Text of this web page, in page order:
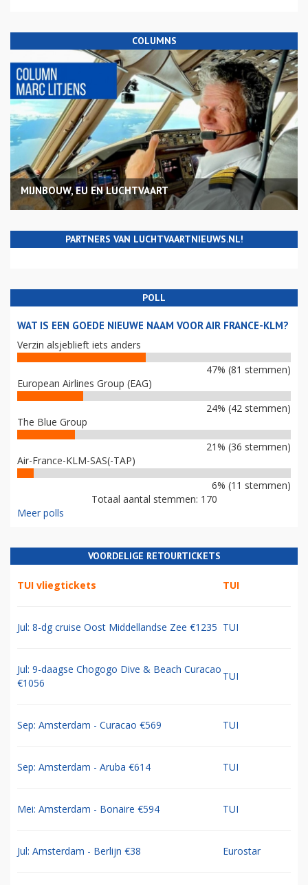
COLUMNS
MIJNBOUW, EU EN LUCHTVAART
PARTNERS VAN LUCHTVAARTNIEUWS.NL!
POLL
WAT IS EEN GOEDE NIEUWE NAAM VOOR AIR FRANCE-KLM?
Verzin alsjeblieft iets anders
47% (81 stemmen)
European Airlines Group (EAG)
24% (42 stemmen)
The Blue Group
21% (36 stemmen)
Air-France-KLM-SAS(-TAP)
6% (11 stemmen)
Totaal aantal stemmen: 170
Meer polls
VOORDELIGE RETOURTICKETS
TUI vliegtickets TUI
Jul: 8-dg cruise Oost Middellandse Zee €1235 TUI
Jul: 9-daagse Chogogo Dive & Beach Curacao
€1056
TUI
Sep: Amsterdam - Curacao €569 TUI
Sep: Amsterdam - Aruba €614 TUI
Mei: Amsterdam - Bonaire €594 TUI
Jul: Amsterdam - Berlijn €38 Eurostar